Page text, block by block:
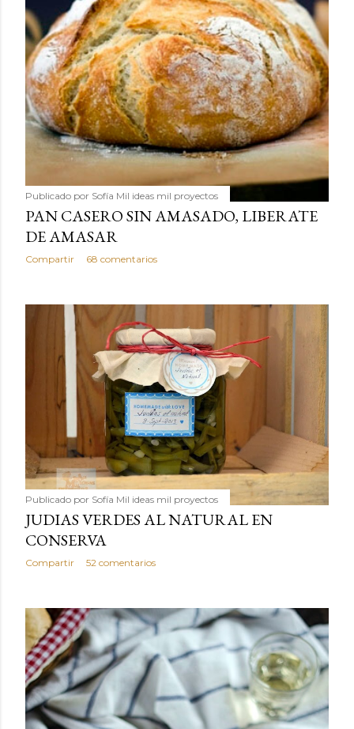
Publicado por Sofía Mil ideas mil proyectos
PAN CASERO SIN AMASADO, LIBERATE
DE AMASAR
Compartir 68 comentarios
Publicado por Sofía Mil ideas mil proyectos
JUDIAS VERDES AL NATURAL EN
CONSERVA
Compartir 52 comentarios